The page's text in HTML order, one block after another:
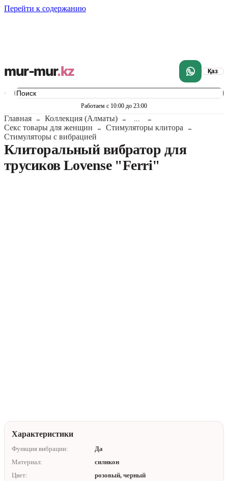
Перейти к содержанию
mur-mur.kz Қаз
Работаем с 10:00 до 23:00
Главная Коллекция (Алматы)
Секс товары для женщин
Стимуляторы клитора
Стимуляторы с вибрацией
Клиторальный вибратор для
трусиков Lovense "Ferri"
Характеристики
Функция вибрации:
Да
Материал:
силикон
Цвет:
розовый, черный